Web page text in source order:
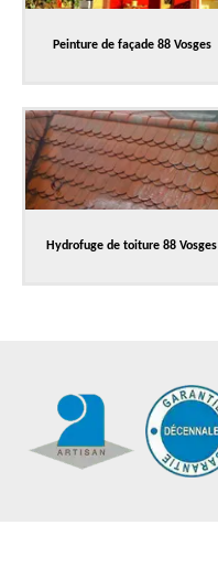
Peinture de façade 88 Vosges
Hydrofuge de toiture 88 Vosges